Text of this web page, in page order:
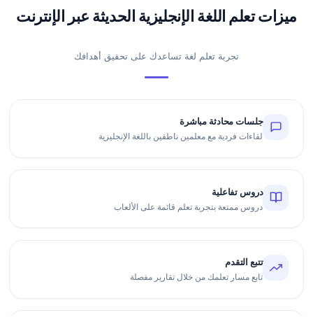
ميزات تعلم اللغة الإنجليزية الحديثة عبر الإنترنت
تجربة تعلم لغة تساعدك على تحقيق أهدافك
جلسات محادثة مباشرة
لقاءات فردية مع معلمين ناطقين باللغة الإنجليزية
دروس تفاعلية
دروس ممتعة بتجربة تعلم قائمة على الألعاب
تتبع التقدم
تابع مسار تعلمك من خلال تقارير مفصلة